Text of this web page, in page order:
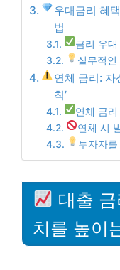
우대금리 혜
법
금리 우
실무적인
연체 금리: 자
칙’
연체 금
연체 시
투자자
대출
치를 높이